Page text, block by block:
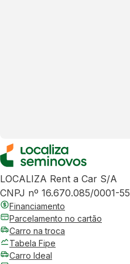
LOCALIZA Rent a Car S/A
CNPJ nº 16.670.085/0001-55
Financiamento
Parcelamento no cartão
Carro na troca
Tabela Fipe
Carro Ideal